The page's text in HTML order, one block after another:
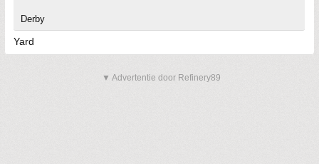
Derby
Yard
▼ Advertentie door Refinery89